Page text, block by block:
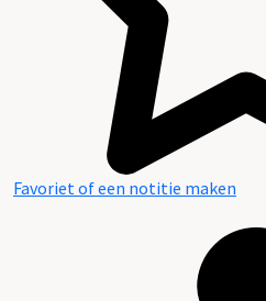
Favoriet of een notitie maken